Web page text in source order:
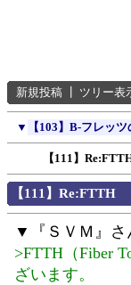
新規投稿 ツリー表
▼ 【103】B-フレッ
【111】
【111】Re:FTTH
▼『ＳＶＭ』さ
>FTTH（Fiber
ざいます。